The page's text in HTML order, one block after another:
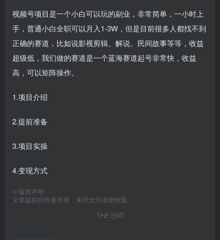
视频号项目是一个小白可以玩的副业，非常简单，一小时上
手，普通小白全职可以月入1-3W，但是目前很多人都找不到
正确的赛道，比如说影视剪辑、解说、民间故事等等，收益
超级低，我们做的赛道是一个蓝海赛道起号非常快，收益
高，可以矩阵操作。
1.项目介绍
2.提前准备
3.项目实操
4.变现方式
© 版权声明
文章版权归作者所有，未经允许请勿转载。
THE END